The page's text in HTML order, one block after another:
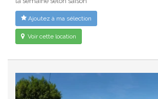
Ajoutez à ma sélection
Voir cette location